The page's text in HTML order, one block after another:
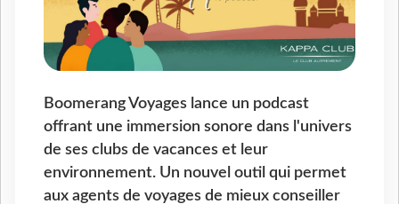
Boomerang Voyages lance un podcast
offrant une immersion sonore dans l'univers
de ses clubs de vacances et leur
environnement. Un nouvel outil qui permet
aux agents de voyages de mieux conseiller